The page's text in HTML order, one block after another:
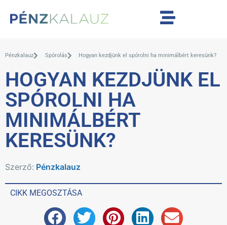
Pénzkalauz Spórolás Hogyan kezdjünk el spórolni ha minimálbért keresünk?
HOGYAN KEZDJÜNK EL
SPÓROLNI HA
MINIMÁLBÉRT
KERESÜNK?
Szerző: Pénzkalauz
CIKK MEGOSZTÁSA